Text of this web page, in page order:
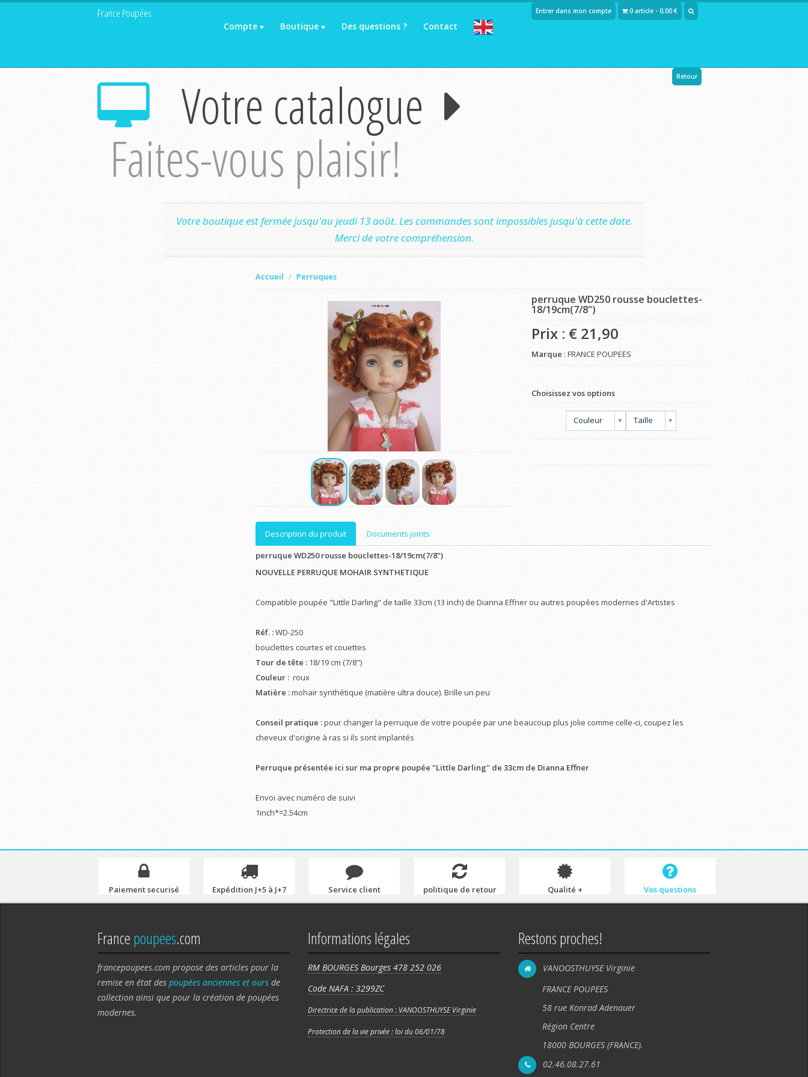
France Poupées
Compte Boutique Des questions ? Contact
Entrer dans mon compte 0 article - 0,00 €
Votre catalogue
Faites-vous plaisir!
Retour
Votre boutique est fermée jusqu'au jeudi 13 août. Les commandes sont impossibles jusqu'à cette date.
Merci de votre compréhension.
Accueil Perruques
perruque WD250 rousse bouclettes-
18/19cm(7/8")
Prix : € 21,90
Marque : FRANCE POUPEES
Choisissez vos options
Couleur Taille
Description du produit
Documents joints
perruque WD250 rousse bouclettes-18/19cm(7/8")
NOUVELLE PERRUQUE MOHAIR SYNTHETIQUE
Compatible poupée "Little Darling" de taille 33cm (13 inch) de Dianna Effner ou autres poupées modernes d'Artistes
Réf. :WD-250
bouclettes courtes et couettes
Tour de tête :18/19 cm (7/8")
Couleur :roux
Matière :mohair synthétique (matière ultra douce). Brille un peu
Conseil pratique :pour changer la perruque de votre poupée par une beaucoup plus jolie comme celle-ci, coupez les
cheveux d'origine à ras si ils sont implantés
Perruque présentée ici sur ma propre poupée "Little Darling" de 33cm de Dianna Effner
Envoi avec numéro de suivi
1inch*=2.54cm
Paiement securisé Expédition J+5 à J+7 Service client politique de retour Qualité + Vos questions
Francepoupees.com
francepoupees.com propose des articles pour la
remise en état des poupées anciennes et ours de
collection ainsi que pour la création de poupées
modernes.
Informations légales
RM BOURGES Bourges 478 252 026
Code NAFA : 3299ZC
Directrice de la publication : VANOOSTHUYSE Virginie
Protection de la vie privée : loi du 06/01/78
Restons proches!
VANOOSTHUYSE Virginie
FRANCE POUPEES
58 rue Konrad Adenauer
Région Centre
18000 BOURGES (FRANCE).
02.46.08.27.61